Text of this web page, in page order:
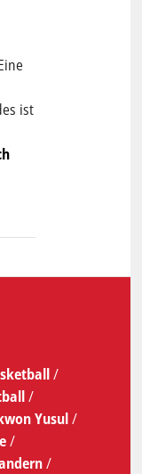
ist
/
/
Yusul/
/
/